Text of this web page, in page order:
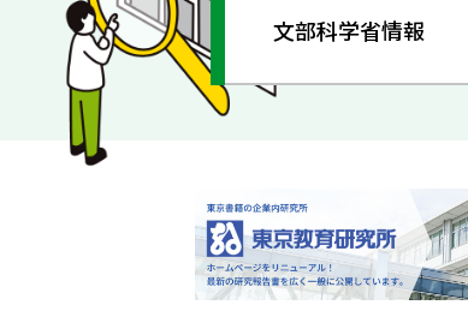
文部科学省情報